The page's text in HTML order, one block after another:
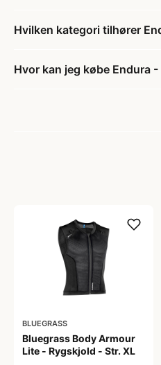
Hvilken kategori tilhører
Hvor kan jeg købe Endura
BLUEGRASS
Bluegrass Body Armour
Lite - Rygskjold - Str. XL